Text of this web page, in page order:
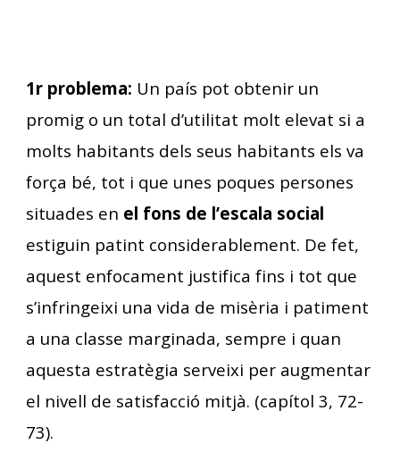
1r problema: Un país pot obtenir un
promig o un total d’utilitat molt elevat si a
molts habitants dels seus habitants els va
força bé, tot i que unes poques persones
situades en el fons de l’escala social
estiguin patint considerablement. De fet,
aquest enfocament justifica fins i tot que
s’infringeixi una vida de misèria i patiment
a una classe marginada, sempre i quan
aquesta estratègia serveixi per augmentar
el nivell de satisfacció mitjà. (capítol 3, 72-
73).